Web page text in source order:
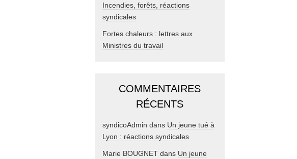
Incendies, forêts, réactions
syndicales
Fortes chaleurs : lettres aux
Ministres du travail
COMMENTAIRES
RÉCENTS
syndicoAdmin dans Un jeune tué à
Lyon : réactions syndicales
Marie BOUGNET dans Un jeune